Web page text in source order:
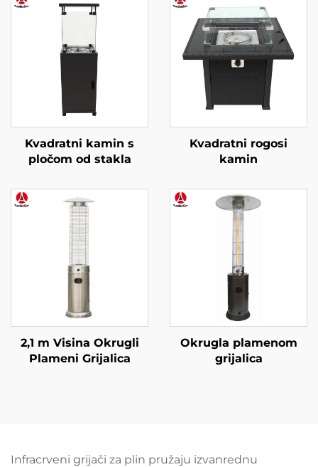
Kvadratni kamin s
pločom od stakla
Kvadratni rogosi
kamin
2,1 m Visina Okrugli
Plameni Grijalica
Okrugla plamenom
grijalica
Infracrveni grijači za plin pružaju izvanrednu